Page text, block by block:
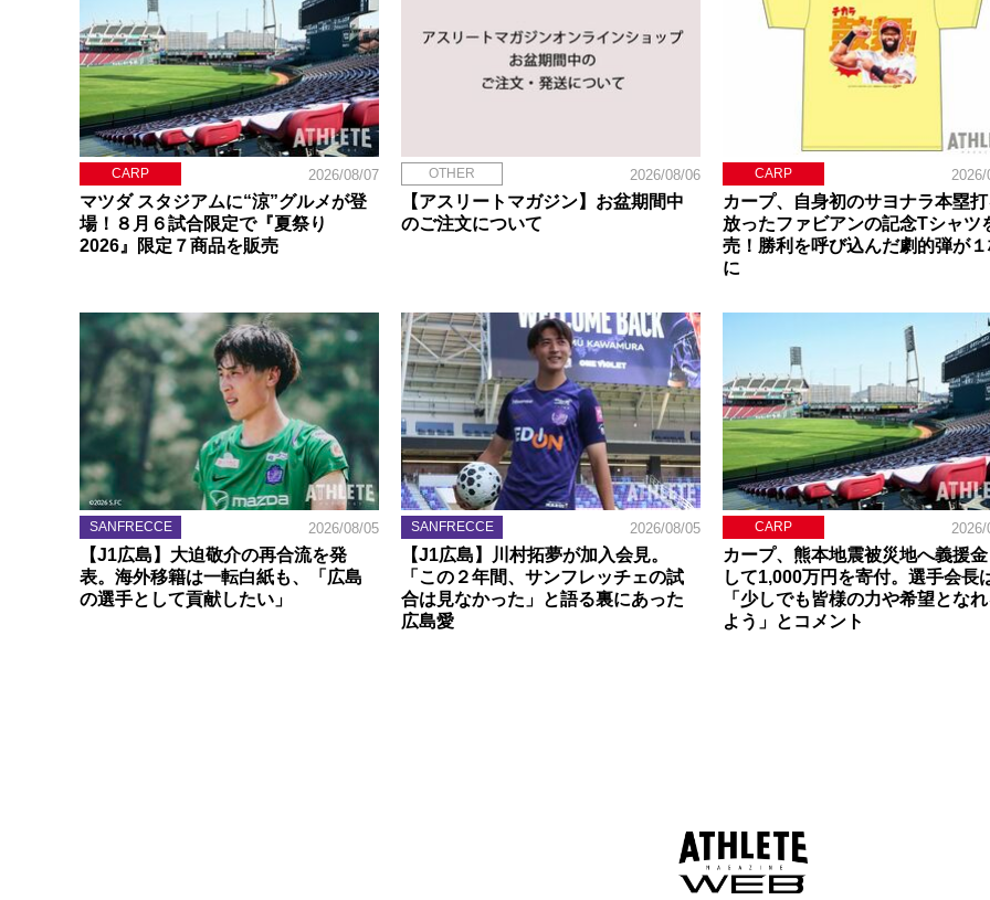
CARP 2026/08/07
マツダ スタジアムに“涼”グルメが登
場！８月６試合限定で『夏祭り
2026』限定７商品を販売
OTHER 2026/08/06
【アスリートマガジン】お盆期間中
のご注文について
CARP 2026/
カープ、自身初のサヨナラ本塁
放ったファビアンの記念Tシャツ
売！勝利を呼び込んだ劇的弾が
に
SANFRECCE 2026/08/05
【J1広島】大迫敬介の再合流を発
表。海外移籍は一転白紙も、「広島
の選手として貢献したい」
SANFRECCE 2026/08/05
【J1広島】川村拓夢が加入会見。
「この２年間、サンフレッチェの試
合は見なかった」と語る裏にあった
広島愛
CARP 2026/
カープ、熊本地震被災地へ義援金
して1,000万円を寄付。選手会長
「少しでも皆様の力や希望とな
よう」とコメント